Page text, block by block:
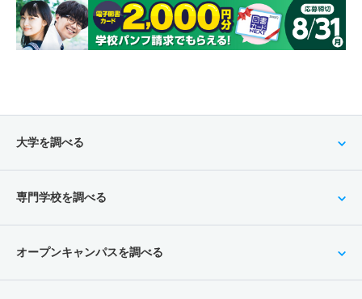
大学を調べる
専門学校を調べる
オープンキャンパスを調べる